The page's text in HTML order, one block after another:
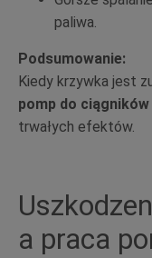
paliwa.
Podsumowanie:
Kiedy krzywka jest
pomp do ciągników
trwałych efektów.
a praca